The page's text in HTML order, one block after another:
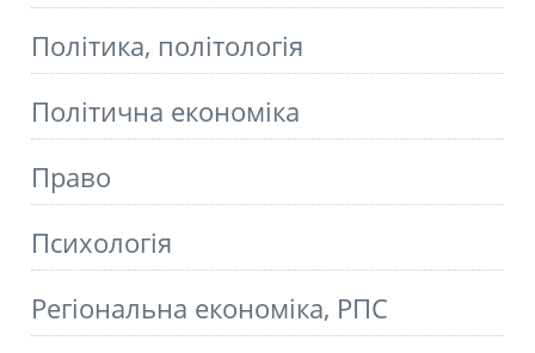
Політика, політологія
Політична економіка
Право
Психологія
Регіональна економіка, РПС